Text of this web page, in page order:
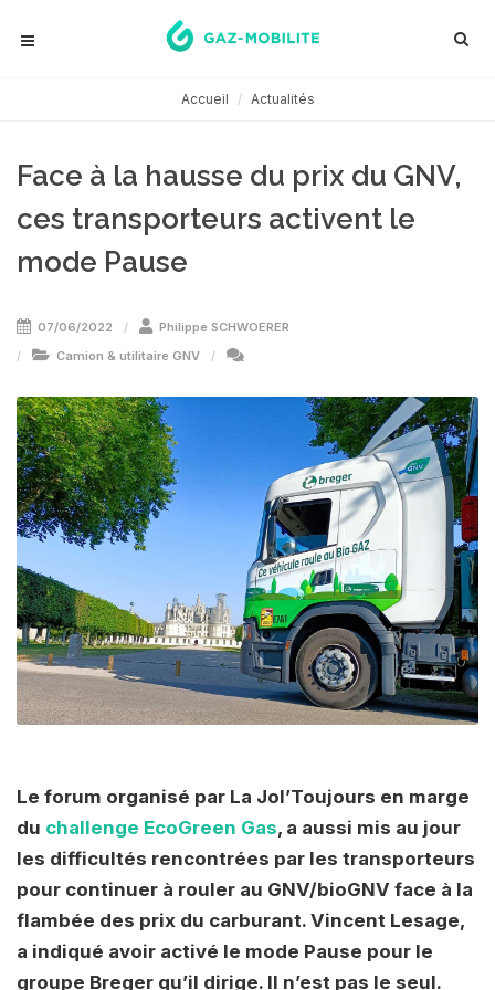
Accueil Actualités
Face à la hausse du prix du GNV,
ces transporteurs activent le
mode Pause
07/06/2022
Philippe SCHWOERER
Camion & utilitaire GNV
Le forum organisé par La Jol’Toujours en marge
du challenge EcoGreen Gas, a aussi mis au jour
les difficultés rencontrées par les transporteurs
pour continuer à rouler au GNV/bioGNV face à la
flambée des prix du carburant. Vincent Lesage,
a indiqué avoir activé le mode Pause pour le
groupe Breger qu’il dirige. Il n’est pas le seul.